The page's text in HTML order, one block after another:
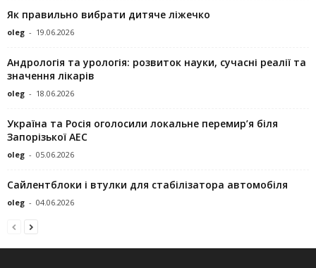
Як правильно вибрати дитяче ліжечко
oleg - 19.06.2026
Андрологія та урологія: розвиток науки, сучасні реалії та
значення лікарів
oleg - 18.06.2026
Україна та Росія оголосили локальне перемир’я біля
Запорізької АЕС
oleg - 05.06.2026
Сайлентблоки і втулки для стабілізатора автомобіля
oleg - 04.06.2026